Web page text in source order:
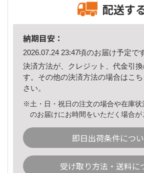
配送す
納期目安：
2026.07.24 23:47頃のお届け予定で
決済方法が、クレジット、代金引
す。その他の決済方法の場合はこ
さい。
※土・日・祝日の注文の場合や在庫状
のお届けにお時間をいただく場合が
即日出荷条件につ
受け取り方法・送料に